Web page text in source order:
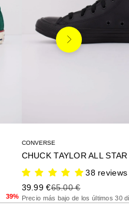
39%
CONVERSE
CHUCK TAYLOR ALL
38 reviews
Precio de oferta
39.99 €Precio anterior
65.00 €
Precio más bajo de los últimos 30
Siguiente